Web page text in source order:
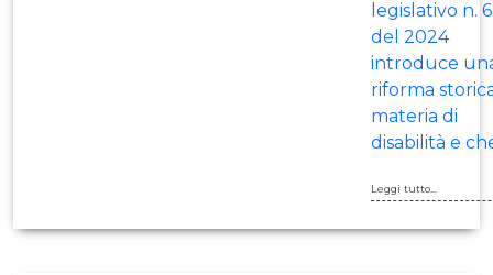
legislativo n.
del 2024
introduce
riforma
materia di
disabilità e
Leggi tutto...